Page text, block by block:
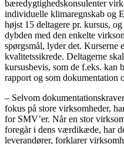
bæredygtighedskonsulenter
individuelle klimaregnskab og
højst 15 deltagere pr. kursus,
dybden med den enkelte
spørgsmål, lyder det. Kurserne
kvalitetssikrede. Deltagerne
kursusbevis, som de f.eks. kan
rapport og som dokumentation
– Selvom
fokus på store virksomheder,
for SMV’er. Når en stor
foregår i dens værdikæde, har
leverandører, forklarer